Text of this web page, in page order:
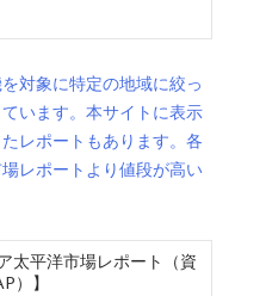
対象に特定の地域に絞っ
います。本サイトに表示
レポートもあります。各
レポートより値段が高い
太平洋市場レポート（資
）】